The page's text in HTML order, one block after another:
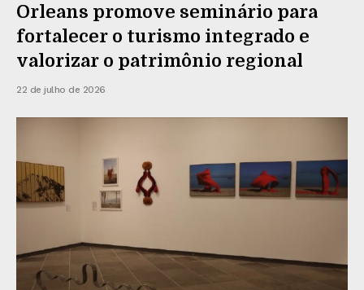
Orleans promove seminário para
fortalecer o turismo integrado e
valorizar o patrimônio regional
22 de julho de 2026